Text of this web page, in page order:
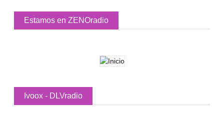
Estamos en ZENOradio
Ivoox - DLVradio